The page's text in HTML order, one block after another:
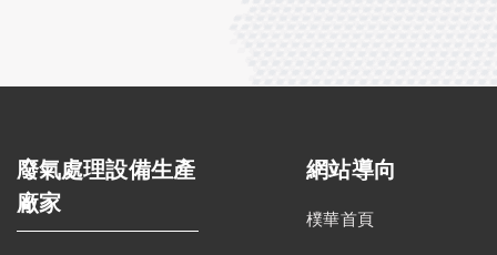
廢氣處理設備生產
廠家
網站導向
樸華首頁